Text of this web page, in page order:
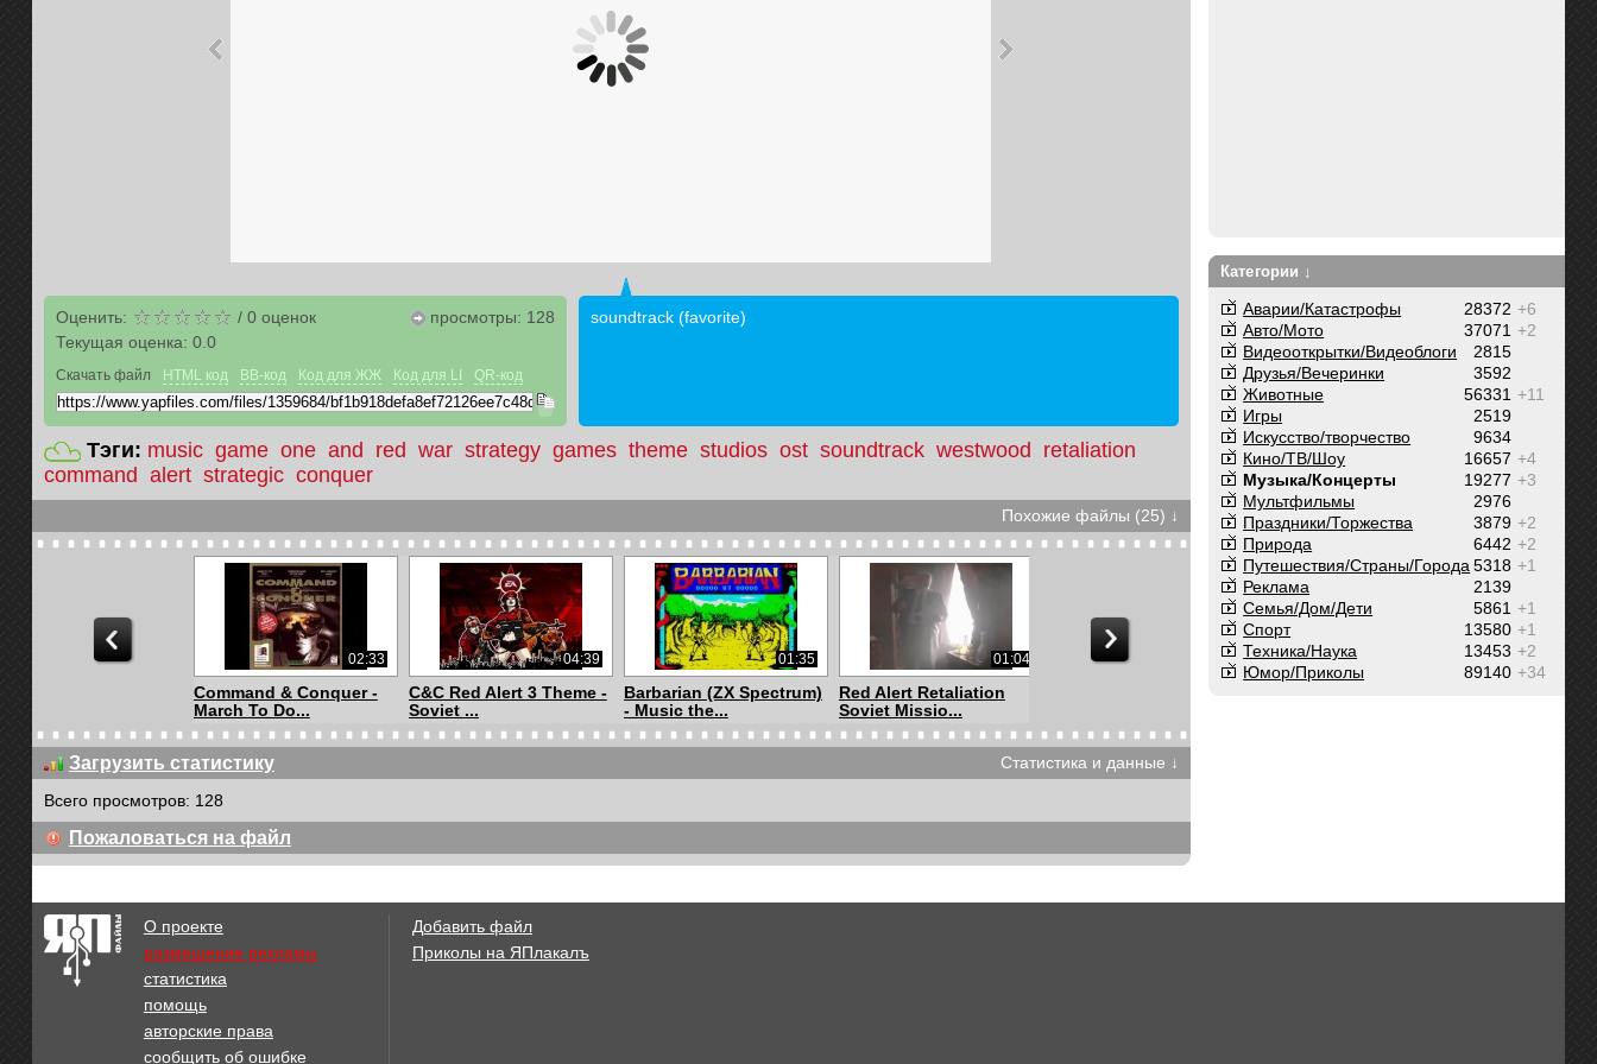
Оценить: / 0оценок
Текущая оценка: 0.0
просмотры: 128
Скачать файл HTML код BB-код Код для ЖЖ Код для LI QR-код
soundtrack (favorite)
Тэги: music game one and red war strategy games theme studios ost soundtrack westwood
retaliation
command alert strategic conquer
Похожие файлы (25) ↓
02:33
Command & Conquer -
March To Do...
04:39
C&C Red Alert 3 Theme -
Soviet ...
01:35
Barbarian (ZX Spectrum)
- Music the...
01:04
Red Alert Retaliation
Soviet Missio...
03:18
Fallout 2 The Den
02:36
Quake 2 - Descent into
01:31
Arcanum: Of
01:58
SpellForce: The Order of
Arcanum - Main Theme
Загрузить статистику
Статистика и данные ↓
Всего просмотров: 128
Пожаловаться на файл
Категории ↓
+6
28372
Аварии/Катастрофы
+2
37071
Авто/Мото
2815
Видеооткрытки/Видеоблоги
3592
Друзья/Вечеринки
+11
56331
Животные
2519
Игры
9634
Искусство/творчество
+4
16657
Кино/ТВ/Шоу
+3
19277
Музыка/Концерты
2976
Мультфильмы
+2
3879
Праздники/Торжества
+2
6442
Природа
+1
5318
Путешествия/Cтраны/Города
2139
Реклама
+1
5861
Семья/Дом/Дети
+1
13580
Спорт
+2
13453
Техника/Наука
+34
89140
Юмор/Приколы
О проекте
размещение рекламы
статистика
помощь
авторские права
сообщить об ошибке
Добавить файл
Приколы на ЯПлакалъ